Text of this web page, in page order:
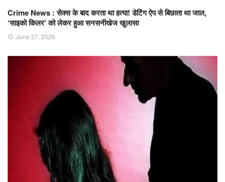
Crime News : सेक्स के बाद करता था हत्या! डेटिंग ऐप से बिछाता था जाल,
‘साइको किलर’ को लेकर हुआ सनसनीखेज खुलासा
June 27, 2026